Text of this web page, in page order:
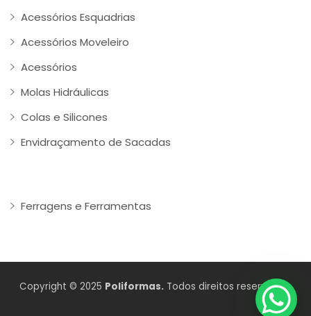
Acessórios Esquadrias
Acessórios Moveleiro
Acessórios
Molas Hidráulicas
Colas e Silicones
Envidraçamento de Sacadas
Ferragens e Ferramentas
Copyright © 2025 Poliformas. Todos direitos reservados.